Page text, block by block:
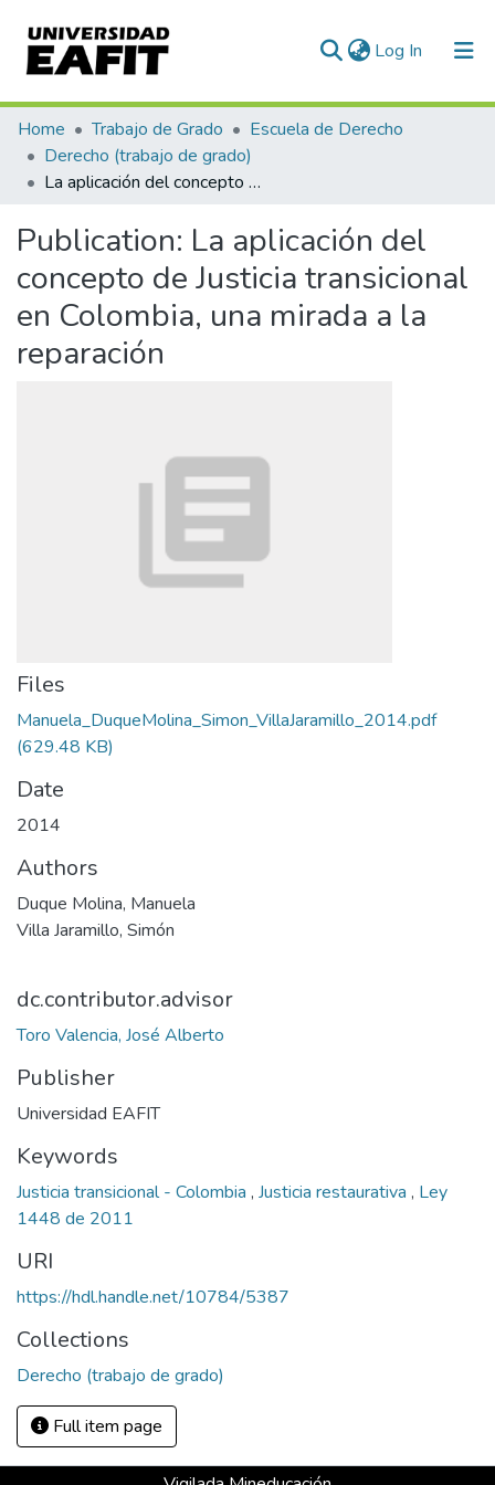
Log In (current)
Communities & Collections
All of DSpace
Home Trabajo de Grado
Escuela de Derecho
Derecho (trabajo de grado)
La aplicación del concepto de Justicia transicional en Colombia, una mirada a la reparación
Publication: La aplicación del
concepto de Justicia transicional
en Colombia, una mirada a la
reparación
Files
Manuela_DuqueMolina_Simon_VillaJaramillo_2014.pdf
(629.48 KB)
Date
2014
Authors
Duque Molina, Manuela
Villa Jaramillo, Simón
dc.contributor.advisor
Toro Valencia, José Alberto
Publisher
Universidad EAFIT
Keywords
Justicia transicional - Colombia , Justicia restaurativa , Ley
1448 de 2011
URI
https://hdl.handle.net/10784/5387
Collections
Derecho (trabajo de grado)
Full item page